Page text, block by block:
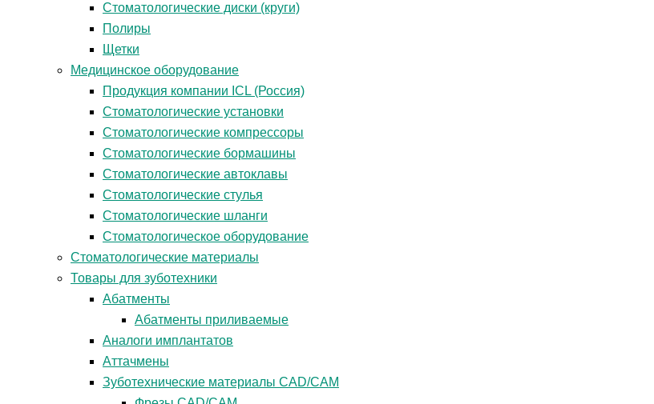
Стоматологические диски (круги)
Полиры
Щетки
Медицинское оборудование
Продукция компании ICL (Россия)
Стоматологические установки
Стоматологические компрессоры
Стоматологические бормашины
Стоматологические автоклавы
Стоматологические стулья
Стоматологические шланги
Стоматологическое оборудование
Стоматологические материалы
Товары для зуботехники
Абатменты
Абатменты приливаемые
Аналоги имплантатов
Аттачмены
Зуботехнические материалы CAD/CAM